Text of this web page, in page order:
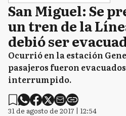
San Miguel: Se
un tren de la
debió ser
Ocurrió en la estación
pasajeros fueron
interrumpido.
31 de agosto de 2017 | 12:54